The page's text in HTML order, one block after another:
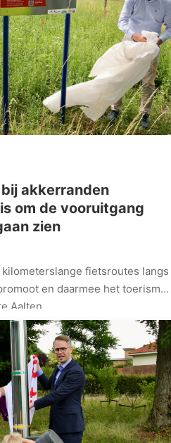
akkerranden
om de vooruitgang
zien
kilometerslange fietsroutes langs
en daarmee het toerisme
Aalten…